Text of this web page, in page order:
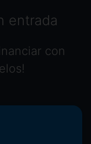
entrada
con